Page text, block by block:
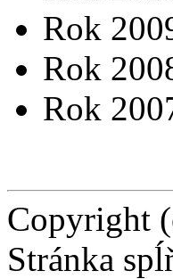
Rok
Rok
Rok
Copyright
Stránka